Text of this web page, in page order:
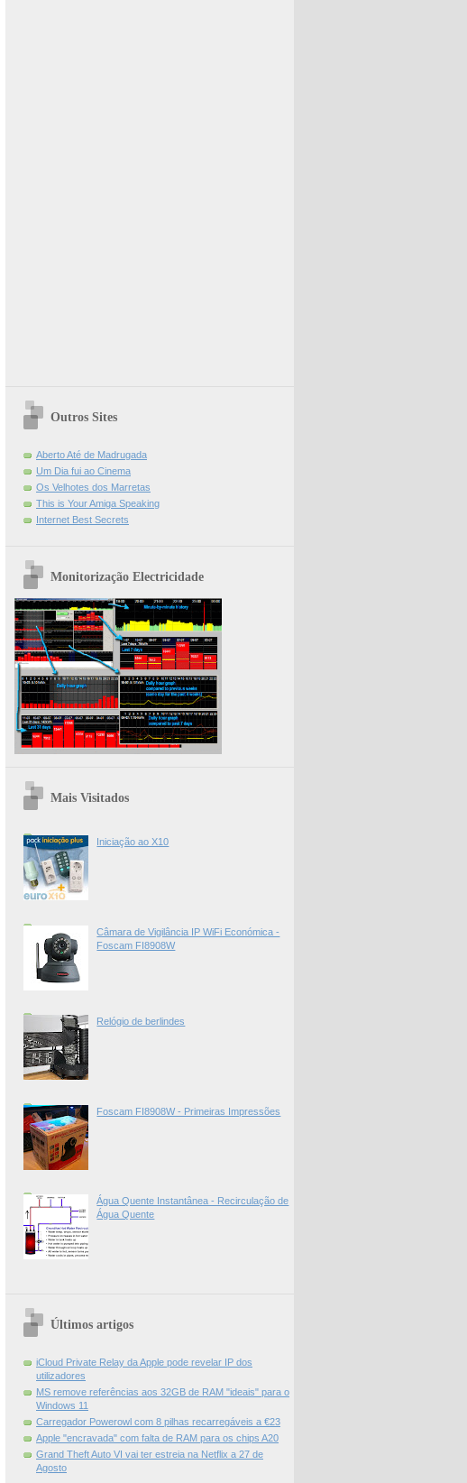
Outros Sites
Aberto Até de Madrugada
Um Dia fui ao Cinema
Os Velhotes dos Marretas
This is Your Amiga Speaking
Internet Best Secrets
Monitorização Electricidade
Mais Visitados
Iniciação ao X10
Câmara de Vigilância IP WiFi Económica -
Foscam FI8908W
Relógio de berlindes
Foscam FI8908W - Primeiras Impressões
Água Quente Instantânea - Recirculação de
Água Quente
Últimos artigos
iCloud Private Relay da Apple pode revelar IP dos
utilizadores
MS remove referências aos 32GB de RAM "ideais" para o
Windows 11
Carregador Powerowl com 8 pilhas recarregáveis a €23
Apple "encravada" com falta de RAM para os chips A20
Grand Theft Auto VI vai ter estreia na Netflix a 27 de
Agosto